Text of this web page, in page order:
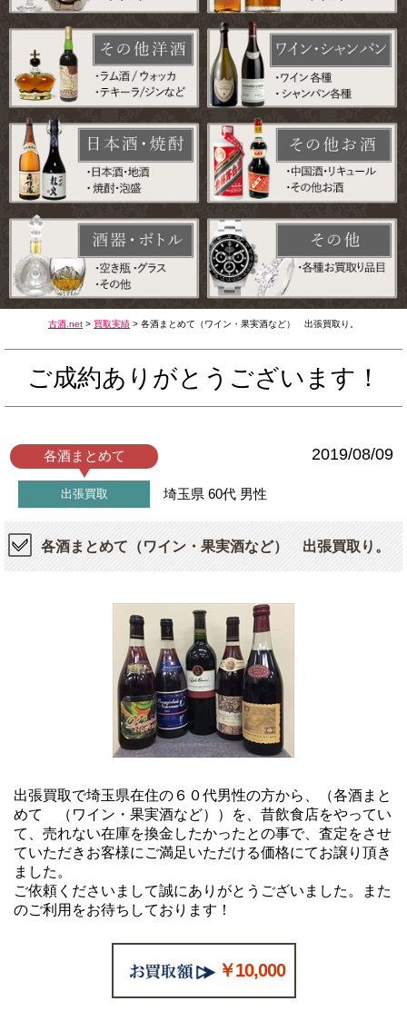
古酒.net > 買取実績 > 各酒まとめて（ワイン・果実酒など） 出張買取り。
ご成約ありがとうございます！
各酒まとめて 2019/08/09
出張買取 埼玉県 60代 男性
各酒まとめて（ワイン・果実酒など） 出張買取り。
出張買取で埼玉県在住の６０代男性の方から、（各酒まと
めて （ワイン・果実酒など））を、昔飲食店をやってい
て、売れない在庫を換金したかったとの事で、査定をさせ
ていただきお客様にご満足いただける価格にてお譲り頂き
ました。
ご依頼くださいまして誠にありがとうございました。また
のご利用をお待ちしております！
￥10,000